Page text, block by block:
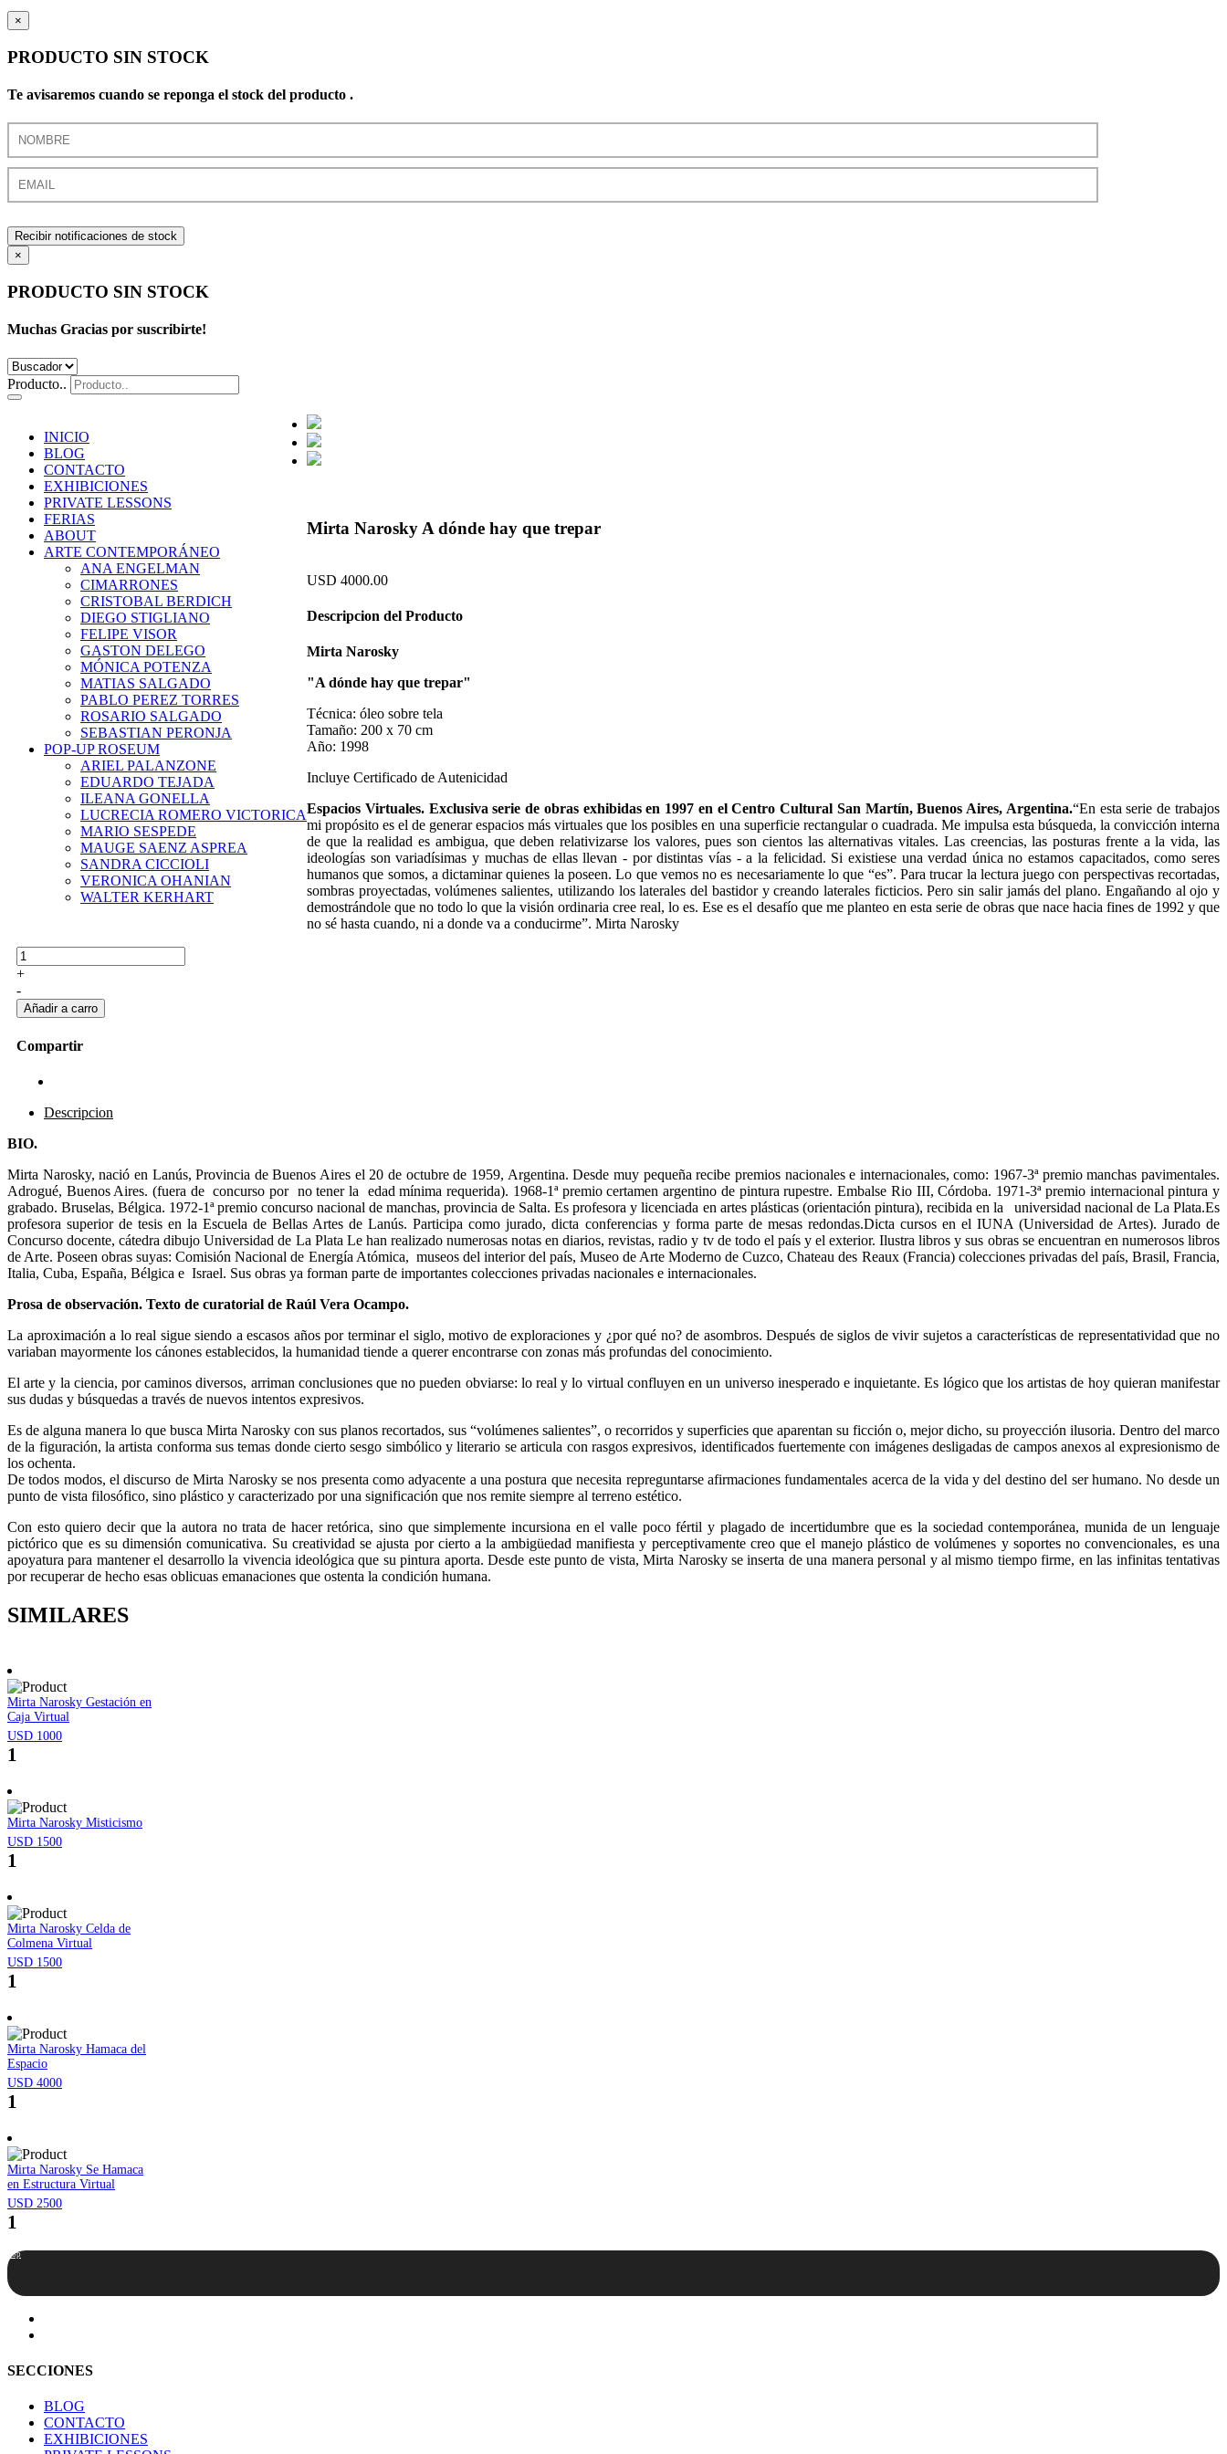
×
PRODUCTO SIN STOCK
Te avisaremos cuando se reponga el stock del producto .
Recibir notificaciones de stock
×
PRODUCTO SIN STOCK
Muchas Gracias por suscribirte!
Producto..
INICIO
BLOG
CONTACTO
EXHIBICIONES
PRIVATE LESSONS
FERIAS
ABOUT
ARTE CONTEMPORÁNEO
ANA ENGELMAN
CIMARRONES
CRISTOBAL BERDICH
DIEGO STIGLIANO
FELIPE VISOR
GASTON DELEGO
MÓNICA POTENZA
MATIAS SALGADO
PABLO PEREZ TORRES
ROSARIO SALGADO
SEBASTIAN PERONJA
POP-UP ROSEUM
ARIEL PALANZONE
EDUARDO TEJADA
ILEANA GONELLA
LUCRECIA ROMERO VICTORICA
MARIO SESPEDE
MAUGE SAENZ ASPREA
SANDRA CICCIOLI
VERONICA OHANIAN
WALTER KERHART
Mirta Narosky A dónde hay que trepar
USD 4000.00
Descripcion del Producto
Mirta Narosky
"A dónde hay que trepar"
Técnica: óleo sobre tela
Tamaño: 200 x 70 cm
Año: 1998
Incluye Certificado de Autenicidad
Espacios Virtuales. Exclusiva serie de obras exhibidas en 1997 en el Centro Cultural San Martín, Buenos Aires, Argentina.“En esta serie de trabajos
mi propósito es el de generar espacios más virtuales que los posibles en una superficie rectangular o cuadrada. Me impulsa esta búsqueda, la convicción interna
de que la realidad es ambigua, que deben relativizarse los valores, pues son cientos las alternativas vitales. Las creencias, las posturas frente a la vida, las
ideologías son variadísimas y muchas de ellas llevan - por distintas vías - a la felicidad. Si existiese una verdad única no estamos capacitados, como seres
humanos que somos, a dictaminar quienes la poseen. Lo que vemos no es necesariamente lo que “es”. Para trucar la lectura juego con perspectivas recortadas,
sombras proyectadas, volúmenes salientes, utilizando los laterales del bastidor y creando laterales ficticios. Pero sin salir jamás del plano. Engañando al ojo y
demostrándole que no todo lo que la visión ordinaria cree real, lo es. Ese es el desafío que me planteo en esta serie de obras que nace hacia fines de 1992 y que
no sé hasta cuando, ni a donde va a conducirme”. Mirta Narosky
+
-
Compartir
Descripcion
BIO.
Mirta Narosky, nació en Lanús, Provincia de Buenos Aires el 20 de octubre de 1959, Argentina. Desde muy pequeña recibe premios nacionales e internacionales, como: 1967-3ª premio manchas pavimentales.
Adrogué, Buenos Aires. (fuera de concurso por no tener la edad mínima requerida). 1968-1ª premio certamen argentino de pintura rupestre. Embalse Rio III, Córdoba. 1971-3ª premio internacional pintura y
grabado. Bruselas, Bélgica. 1972-1ª premio concurso nacional de manchas, provincia de Salta. Es profesora y licenciada en artes plásticas (orientación pintura), recibida en la universidad nacional de La Plata.Es
profesora superior de tesis en la Escuela de Bellas Artes de Lanús. Participa como jurado, dicta conferencias y forma parte de mesas redondas.Dicta cursos en el IUNA (Universidad de Artes). Jurado de
Concurso docente, cátedra dibujo Universidad de La Plata Le han realizado numerosas notas en diarios, revistas, radio y tv de todo el país y el exterior. Ilustra libros y sus obras se encuentran en numerosos libros
de Arte. Poseen obras suyas: Comisión Nacional de Energía Atómica, museos del interior del país, Museo de Arte Moderno de Cuzco, Chateau des Reaux (Francia) colecciones privadas del país, Brasil, Francia,
Italia, Cuba, España, Bélgica e Israel. Sus obras ya forman parte de importantes colecciones privadas nacionales e internacionales.
Prosa de observación. Texto de curatorial de Raúl Vera Ocampo.
La aproximación a lo real sigue siendo a escasos años por terminar el siglo, motivo de exploraciones y ¿por qué no? de asombros. Después de siglos de vivir sujetos a características de representatividad que no
variaban mayormente los cánones establecidos, la humanidad tiende a querer encontrarse con zonas más profundas del conocimiento.
El arte y la ciencia, por caminos diversos, arriman conclusiones que no pueden obviarse: lo real y lo virtual confluyen en un universo inesperado e inquietante. Es lógico que los artistas de hoy quieran manifestar
sus dudas y búsquedas a través de nuevos intentos expresivos.
Es de alguna manera lo que busca Mirta Narosky con sus planos recortados, sus “volúmenes salientes”, o recorridos y superficies que aparentan su ficción o, mejor dicho, su proyección ilusoria. Dentro del marco
de la figuración, la artista conforma sus temas donde cierto sesgo simbólico y literario se articula con rasgos expresivos, identificados fuertemente con imágenes desligadas de campos anexos al expresionismo de
los ochenta.
De todos modos, el discurso de Mirta Narosky se nos presenta como adyacente a una postura que necesita repreguntarse afirmaciones fundamentales acerca de la vida y del destino del ser humano. No desde un
punto de vista filosófico, sino plástico y caracterizado por una significación que nos remite siempre al terreno estético.
Con esto quiero decir que la autora no trata de hacer retórica, sino que simplemente incursiona en el valle poco fértil y plagado de incertidumbre que es la sociedad contemporánea, munida de un lenguaje
pictórico que es su dimensión comunicativa. Su creatividad se ajusta por cierto a la ambigüedad manifiesta y perceptivamente creo que el manejo plástico de volúmenes y soportes no convencionales, es una
apoyatura para mantener el desarrollo la vivencia ideológica que su pintura aporta. Desde este punto de vista, Mirta Narosky se inserta de una manera personal y al mismo tiempo firme, en las infinitas tentativas
por recuperar de hecho esas oblicuas emanaciones que ostenta la condición humana.
SIMILARES
Mirta Narosky Gestación en
Caja Virtual
USD 1000
1
Mirta Narosky Misticismo
USD 1500
1
Mirta Narosky Celda de
Colmena Virtual
USD 1500
1
Mirta Narosky Hamaca del
Espacio
USD 4000
1
Mirta Narosky Se Hamaca
en Estructura Virtual
USD 2500
1
Top
SECCIONES
BLOG
CONTACTO
EXHIBICIONES